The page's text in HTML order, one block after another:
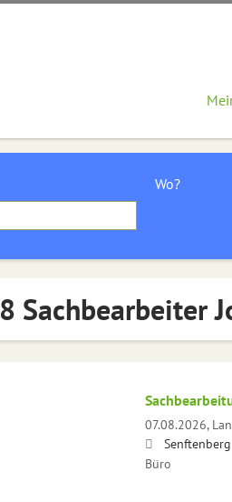
Wo?
8 Sachbearbeiter
07.08.2026,
Senftenberg
Büro